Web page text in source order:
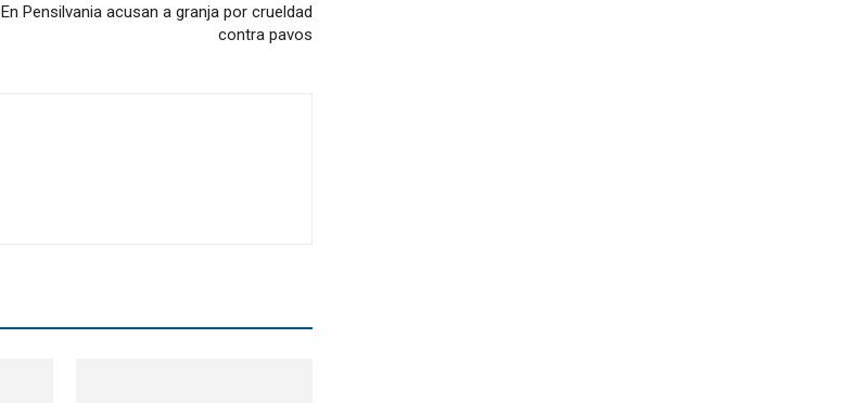
En Pensilvania acusan a granja por crueldad
contra pavos